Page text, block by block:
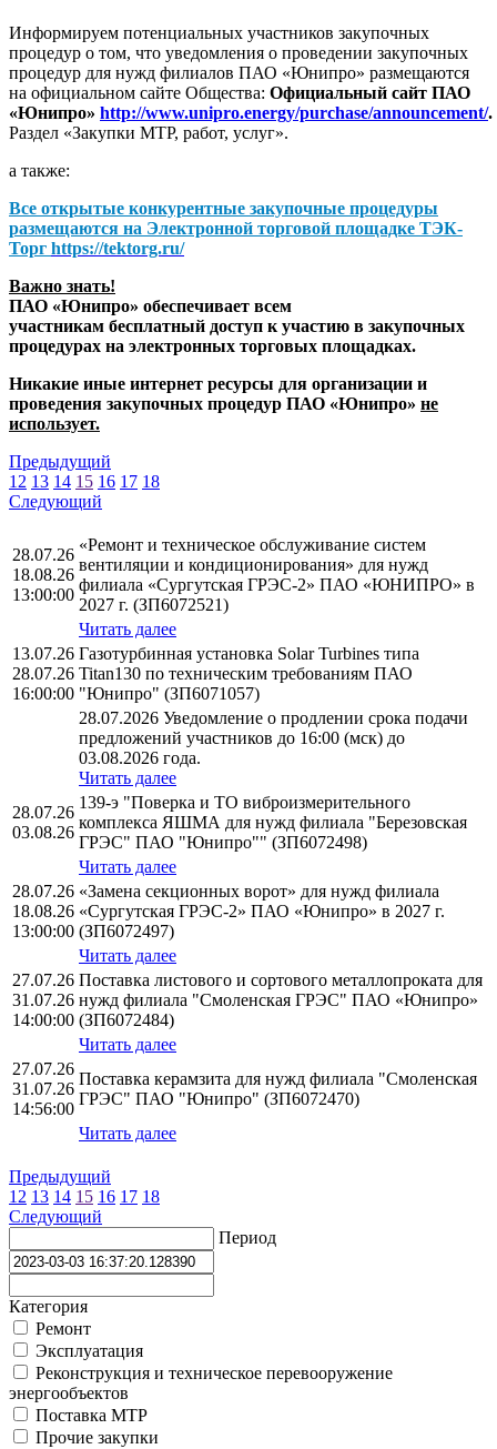
Информируем потенциальных участников закупочных
процедур о том, что уведомления о проведении закупочных
процедур для нужд филиалов ПАО «Юнипро» размещаются
на официальном сайте Общества: Официальный сайт ПАО
«Юнипро» http://www.unipro.energy/purchase/announcement/.
Раздел «Закупки МТР, работ, услуг».
а также:
Все открытые конкурентные закупочные процедуры
размещаются на Электронной торговой площадке ТЭК-
Торг https://tektorg.ru/
Важно знать!
ПАО «Юнипро» обеспечивает всем
участникам бесплатный доступ к участию в закупочных
процедурах на электронных торговых площадках.
Никакие иные интернет ресурсы для организации и
проведения закупочных процедур ПАО «Юнипро» не
использует.
Предыдущий
12 13 14 15 16 17 18
Следующий
28.07.26
18.08.26
13:00:00
«Ремонт и техническое обслуживание систем
вентиляции и кондиционирования» для нужд
филиала «Сургутская ГРЭС-2» ПАО «ЮНИПРО» в
2027 г. (ЗП6072521)
Читать далее
13.07.26
28.07.26
16:00:00
Газотурбинная установка Solar Turbines типа
Titan130 по техническим требованиям ПАО
"Юнипро" (ЗП6071057)
28.07.2026 Уведомление о продлении срока подачи
предложений участников до 16:00 (мск) до
03.08.2026 года.
Читать далее
28.07.26
03.08.26
139-э "Поверка и ТО виброизмерительного
комплекса ЯШМА для нужд филиала "Березовская
ГРЭС" ПАО "Юнипро"" (ЗП6072498)
Читать далее
28.07.26
18.08.26
13:00:00
«Замена секционных ворот» для нужд филиала
«Сургутская ГРЭС-2» ПАО «Юнипро» в 2027 г.
(ЗП6072497)
Читать далее
27.07.26
31.07.26
14:00:00
Поставка листового и сортового металлопроката для
нужд филиала "Смоленская ГРЭС" ПАО «Юнипро»
(ЗП6072484)
Читать далее
27.07.26
31.07.26
14:56:00
Поставка керамзита для нужд филиала "Смоленская
ГРЭС" ПАО "Юнипро" (ЗП6072470)
Читать далее
Предыдущий
12 13 14 15 16 17 18
Следующий
Период
Категория
Ремонт
Эксплуатация
Реконструкция и техническое перевооружение
энергообъектов
Поставка МТР
Прочие закупки